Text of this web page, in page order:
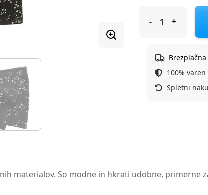
Cool Club pajkice
100%
Spletni
materialov. So modne in hkrati udobne, primerne